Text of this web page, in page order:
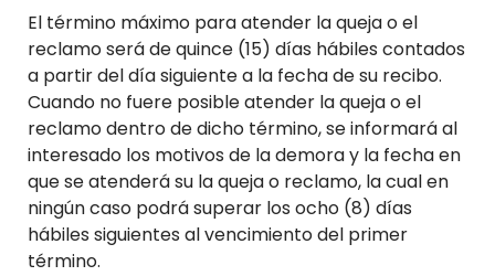
El término máximo para atender la queja o el
reclamo será de quince (15) días hábiles contados
a partir del día siguiente a la fecha de su recibo.
Cuando no fuere posible atender la queja o el
reclamo dentro de dicho término, se informará al
interesado los motivos de la demora y la fecha en
que se atenderá su la queja o reclamo, la cual en
ningún caso podrá superar los ocho (8) días
hábiles siguientes al vencimiento del primer
término.